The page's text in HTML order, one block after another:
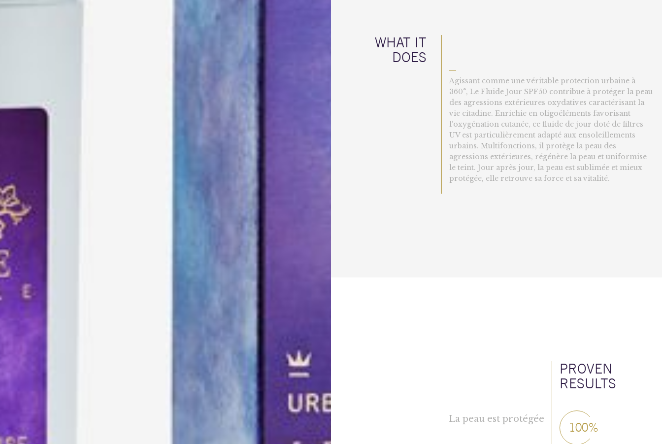
WHAT IT
DOES
—
Agissant comme une véritable protection urbaine à
360°, Le Fluide Jour SPF50 contribue à protéger la peau
des agressions extérieures oxydatives caractérisant la
vie citadine. Enrichie en oligoéléments favorisant
l’oxygénation cutanée, ce fluide de jour doté de filtres
UV est particulièrement adapté aux ensoleillements
urbains. Multifonctions, il protège la peau des
agressions extérieures, régénère la peau et uniformise
le teint. Jour après jour, la peau est sublimée et mieux
protégée, elle retrouve sa force et sa vitalité.
PROVEN
RESULTS
La peau est protégée
100%